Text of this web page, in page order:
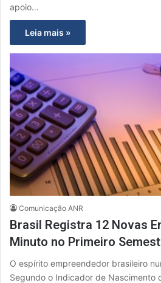
apoio…
Leia mais »
Comunicação ANR
Brasil Registra 12 Novas
Minuto no Primeiro
O espírito empreendedor brasileiro
Segundo o Indicador de Nascimento